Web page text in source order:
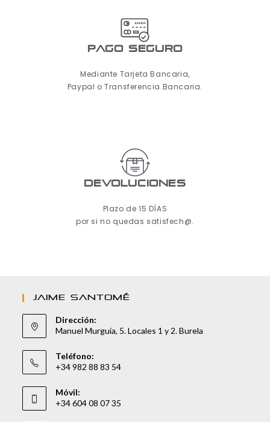
pago seguro
Mediante Tarjeta Bancaria,
Paypal o Transferencia Bancaria.
Devoluciones
Plazo de 15 DÍAS
por si no quedas satisfech@.
JAIME SANTOMÉ
Dirección:
Manuel Murguía, 5. Locales 1 y 2. Burela
Teléfono:
+34 982 88 83 54
Móvil:
+34 604 08 07 35